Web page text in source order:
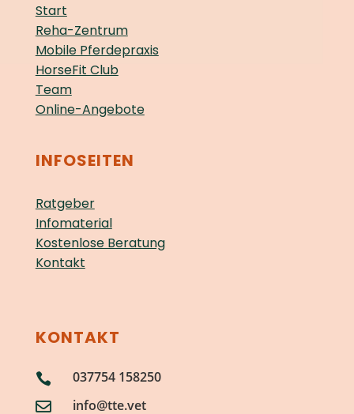
Start
Reha-Zentrum
Mobile Pferdepraxis
HorseFit Club
Team
Online-Angebote
INFOSEITEN
Ratgeber
Infomaterial
Kostenlose Beratung
Kontakt
KONTAKT
 037754 158250
 info@tte.vet